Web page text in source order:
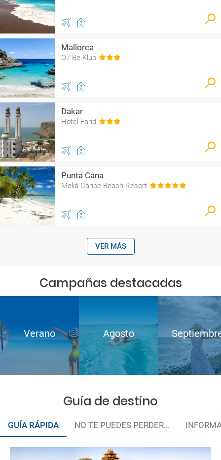
Mallorca
O7 Be Klub
Dakar
Hotel Farid
Punta Cana
Meliá Caribe Beach Resort
VER MÁS
Campañas destacadas
Verano Agosto
Guía de destino
GUÍA RÁPIDA NO TE PUEDES PERDER...
Organiza tu viaje